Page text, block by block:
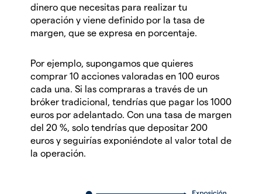
dinero que necesitas para realizar tu
operación y viene definido por la tasa de
margen, que se expresa en porcentaje.
Por ejemplo, supongamos que quieres
comprar 10 acciones valoradas en 100 euros
cada una. Si las compraras a través de un
bróker tradicional, tendrías que pagar los 1000
euros por adelantado. Con una tasa de margen
del 20 %, solo tendrías que depositar 200
euros y seguirías exponiéndote al valor total de
la operación.